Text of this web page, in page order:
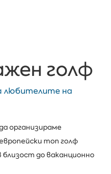
голф
любителите на
организираме
топ голф
близост до ваканционно